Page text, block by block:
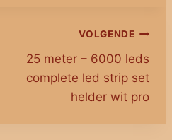
VOLGENDE
25 meter – 6000 leds
complete led strip set
helder wit pro